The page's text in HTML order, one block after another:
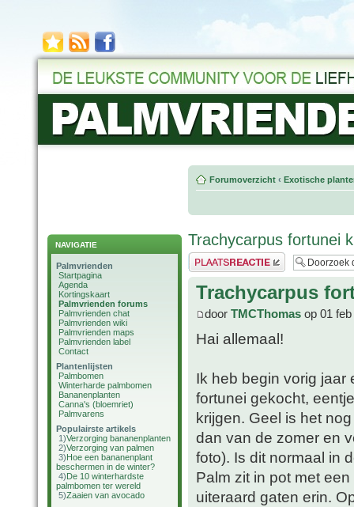
NAVIGATIE
Palmvrienden
Startpagina
Agenda
Kortingskaart
Palmvrienden forums
Palmvrienden chat
Palmvrienden wiki
Palmvrienden maps
Palmvrienden label
Contact
Plantenlijsten
Palmbomen
Winterharde palmbomen
Bananenplanten
Canna's (bloemriet)
Palmvarens
Populairste artikels
1)Verzorging bananenplanten
2)Verzorging van palmen
3)Hoe een bananenplant
beschermen in de winter?
4)De 10 winterhardste
palmbomen ter wereld
5)Zaaien van avocado
Forumoverzicht ‹ Exotische
Trachycarpus fortunei
Plaats een reactie
Trachycarpus
door TMCThomas op 01
Hai allemaal!
Ik heb begin vorig jaar
fortunei gekocht,
krijgen. Geel is het
dan van de zomer en
foto). Is dit normaal in
Palm zit in pot met
uiteraard gaten erin.